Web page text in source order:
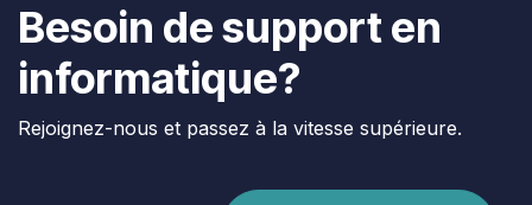
Besoin de support en
informatique?
Rejoignez-nous et passez à la vitesse supérieure.